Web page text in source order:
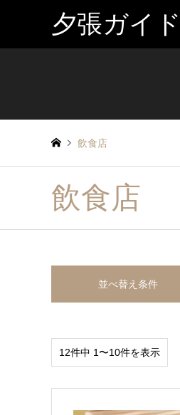
夕張ガイド
飲食店
飲食店
並べ替え条件
12件中 1〜10件を表示